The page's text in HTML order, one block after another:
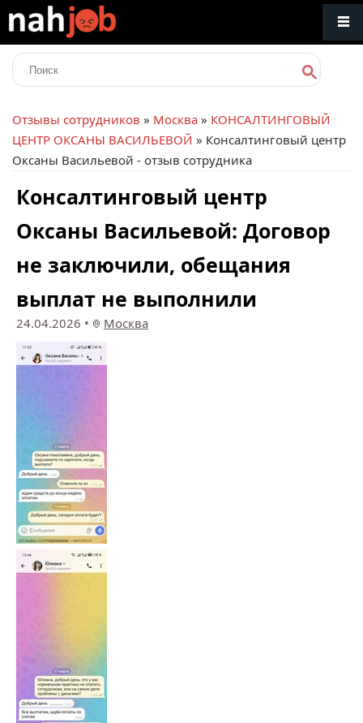
Отзывы сотрудников » Москва » КОНСАЛТИНГОВЫЙ
ЦЕНТР ОКСАНЫ ВАСИЛЬЕВОЙ » Консалтинговый центр
Оксаны Васильевой - отзыв сотрудника
Консалтинговый центр
Оксаны Васильевой: Договор
не заключили, обещания
выплат не выполнили
24.04.2026 • Москва